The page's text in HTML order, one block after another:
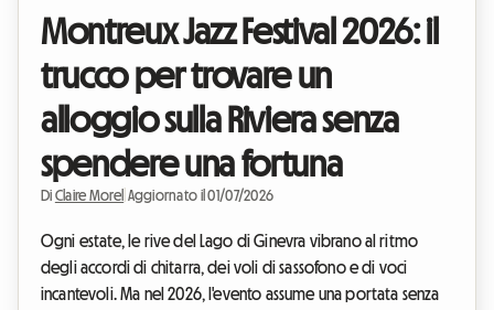
Montreux Jazz Festival 2026: il
trucco per trovare un
alloggio sulla Riviera senza
spendere una fortuna
Di Claire Morel Aggiornato il 01/07/2026
Ogni estate, le rive del Lago di Ginevra vibrano al ritmo
degli accordi di chitarra, dei voli di sassofono e di voci
incantevoli. Ma nel 2026, l'evento assume una portata senza